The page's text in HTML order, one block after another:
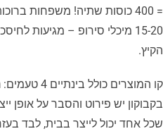
= 400 כוסות שתיה! משפחות
15-20 מיכלי סירופ – מגיעות
הקיץ.
קו המוצרים כולל בינתיים 4 טעמים:
בקבוקון יש פירוט והסבר על אופן
שכל אחד יכול לייצר בבית, לבד